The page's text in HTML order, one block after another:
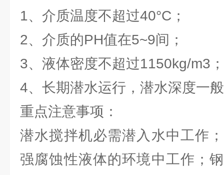
1、介质温度不超过40°C；
2、介质的PH值在5~9间；
3、液体密度不超过1150kg/
4、长期潜水运行，潜水深度一
重点注意事项：
潜水搅拌机必需潜入水中工作
强腐蚀性液体的环境中工作；